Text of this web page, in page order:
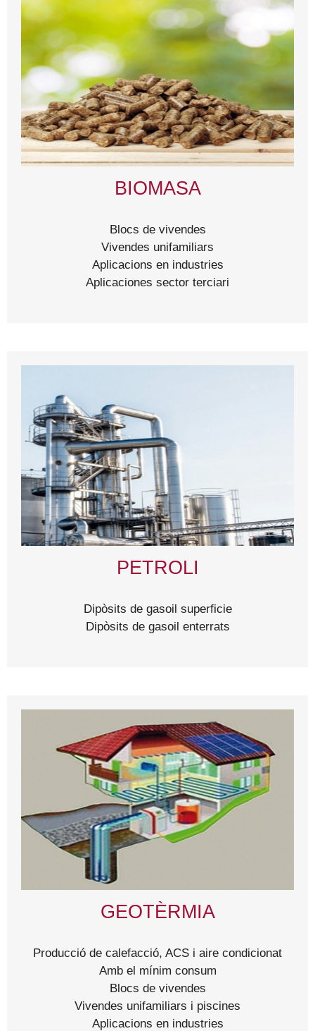
BIOMASA
Blocs de vivendes
Vivendes unifamiliars
Aplicacions en industries
Aplicaciones sector terciari
PETROLI
Dipòsits de gasoil superficie
Dipòsits de gasoil enterrats
GEOTÈRMIA
Producció de calefacció, ACS i aire condicionat
Amb el mínim consum
Blocs de vivendes
Vivendes unifamiliars i piscines
Aplicacions en industries